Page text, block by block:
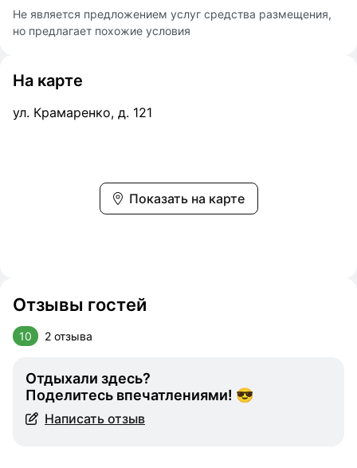
Не является предложением услуг средства размещения,
но предлагает похожие условия
На карте
ул. Крамаренко, д. 121
Показать на карте
Отзывы гостей
10 2 отзыва
Отдыхали здесь?
Поделитесь впечатлениями! 😎
Написать отзыв